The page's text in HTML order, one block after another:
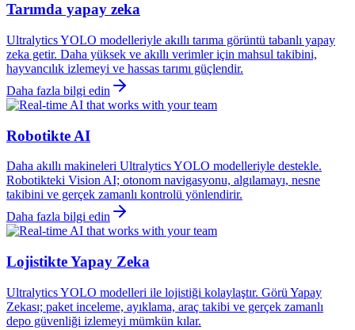
Tarımda yapay zeka
Ultralytics YOLO modelleriyle akıllı tarıma görüntü tabanlı yapay
zeka getir. Daha yüksek ve akıllı verimler için mahsul takibini,
hayvancılık izlemeyi ve hassas tarımı güçlendir.
Daha fazla bilgi edin
Robotikte AI
Daha akıllı makineleri Ultralytics YOLO modelleriyle destekle.
Robotikteki Vision AI; otonom navigasyonu, algılamayı, nesne
takibini ve gerçek zamanlı kontrolü yönlendirir.
Daha fazla bilgi edin
Lojistikte Yapay Zeka
Ultralytics YOLO modelleri ile lojistiği kolaylaştır. Görü Yapay
Zekası; paket inceleme, ayıklama, araç takibi ve gerçek zamanlı
depo güvenliği izlemeyi mümkün kılar.